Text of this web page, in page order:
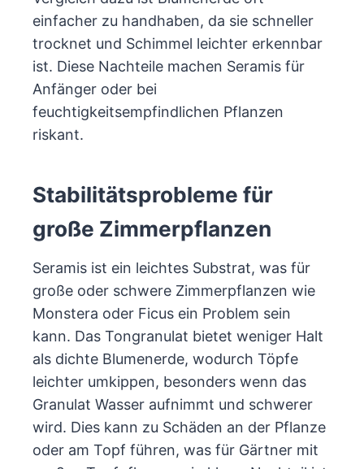
einfacher zu handhaben, da sie schneller
trocknet und Schimmel leichter erkennbar
ist. Diese Nachteile machen Seramis für
Anfänger oder bei
feuchtigkeitsempfindlichen Pflanzen
riskant.
Stabilitätsprobleme für
große Zimmerpflanzen
Seramis ist ein leichtes Substrat, was für
große oder schwere Zimmerpflanzen wie
Monstera oder Ficus ein Problem sein
kann. Das Tongranulat bietet weniger Halt
als dichte Blumenerde, wodurch Töpfe
leichter umkippen, besonders wenn das
Granulat Wasser aufnimmt und schwerer
wird. Dies kann zu Schäden an der Pflanze
oder am Topf führen, was für Gärtner mit